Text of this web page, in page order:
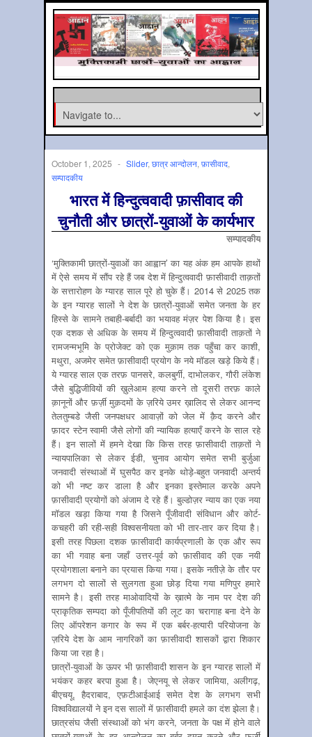
October 1, 2025 - Slider, छात्र आन्‍दोलन, फ़ासीवाद,
सम्‍पादकीय
भारत में हिन्दुत्ववादी फ़ासीवाद की
चुनौती और छात्रों-युवाओं के कार्यभार
सम्पादकीय
‘मुक्तिकामी छात्रों-युवाओं का आह्वान’ का यह अंक हम आपके हाथों
में ऐसे समय में सौंप रहे हैं जब देश में हिन्दुत्ववादी फ़ासीवादी ताक़तों
के सत्तारोहण के ग्यारह साल पूरे हो चुके हैं। 2014 से 2025 तक
के इन ग्यारह सालों ने देश के छात्रों-युवाओं समेत जनता के हर
हिस्से के सामने तबाही-बर्बादी का भयावह मंज़र पेश किया है। इस
एक दशक से अधिक के समय में हिन्दुत्ववादी फ़ासीवादी ताक़तों ने
रामजन्मभूमि के प्रोजेक्ट को एक मुक़ाम तक पहुँचा कर काशी,
मथुरा, अजमेर समेत फ़ासीवादी प्रयोग के नये मॉडल खड़े किये हैं।
ये ग्यारह साल एक तरफ़ पानसरे, कलबुर्गी, दाभोलकर, गौरी लंकेश
जैसे बुद्धिजीवियों की ख़ुलेआम हत्या करने तो दूसरी तरफ़ काले
क़ानूनों और फ़र्ज़ी मुक़दमों के ज़रिये उमर ख़ालिद से लेकर आनन्द
तेलतुम्बडे जैसी जनपक्षधर आवाज़ों को जेल में क़ैद करने और
फ़ादर स्टेन स्वामी जैसे लोगों की न्यायिक हत्याएँ करने के साल रहे
हैं। इन सालों में हमने देखा कि किस तरह फ़ासीवादी ताक़तों ने
न्यायपालिका से लेकर ईडी, चुनाव आयोग समेत सभी बुर्जुआ
जनवादी संस्थाओं में घुसपैठ कर इनके थोड़े-बहुत जनवादी अन्तर्य
को भी नष्ट कर डाला है और इनका इस्तेमाल करके अपने
फ़ासीवादी प्रयोगों को अंजाम दे रहे हैं। बुल्डोज़र न्याय का एक नया
मॉडल खड़ा किया गया है जिसने पूँजीवादी संविधान और कोर्ट-
कचहरी की रही-सही विश्वसनीयता को भी तार-तार कर दिया है।
इसी तरह पिछला दशक फ़ासीवादी कार्यप्रणाली के एक और रूप
का भी गवाह बना जहाँ उत्तर-पूर्व को फ़ासीवाद की एक नयी
प्रयोगशाला बनाने का प्रयास किया गया। इसके नतीज़े के तौर पर
लगभग दो सालों से सुलगता हुआ छोड़ दिया गया मणिपुर हमारे
सामने है। इसी तरह माओवादियों के ख़ात्मे के नाम पर देश की
प्राकृतिक सम्पदा को पूँजीपतियों की लूट का चरागाह बना देने के
लिए ऑपरेशन कगार के रूप में एक बर्बर-हत्यारी परियोजना के
ज़रिये देश के आम नागरिकों का फ़ासीवादी शासकों द्वारा शिकार
किया जा रहा है।
छात्रों-युवाओं के ऊपर भी फ़ासीवादी शासन के इन ग्यारह सालों में
भयंकर कहर बरपा हुआ है। जेएनयू से लेकर जामिया, अलीगढ़,
बीएचयू, हैदराबाद, एफ़टीआईआई समेत देश के लगभग सभी
विश्वविद्यालयों ने इन दस सालों में फ़ासीवादी हमले का दंश झेला है।
छात्रसंघ जैसी संस्थाओं को भंग करने, जनता के पक्ष में होने वाले